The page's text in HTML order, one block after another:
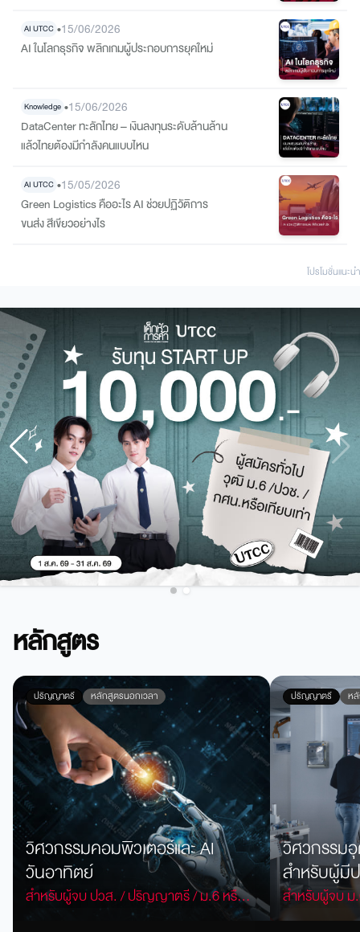
AI UTCC •15/06/2026
AI ในโลกธุรกิจ พลิกเกมผู้ประกอบการยุคใหม่
Knowledge •15/06/2026
DataCenter ทะลักไทย – เงินลงทุนระดับล้านล้าน
แล้วไทยต้องมีกำลังคนแบบไหน
AI UTCC •15/05/2026
Green Logistics คืออะไร AI ช่วยปฏิวัติการ
ขนส่ง สีเขียวอย่างไร
โปรโมชั่นแนะนํา
หลักสูตร
ปริญญาตรี หลักสูตรนอกเวลา
วิศวกรรมคอมพิวเตอร์และ AI
วันอาทิตย์
สำหรับผู้จบ ปวส. / ปริญญาตรี / ม.6 หรือ
ปริญญาตรี ห
วิศวกรรม
สำหรับผู้มี
สำหรับผู้จบ ม
ต้องมีประสบ